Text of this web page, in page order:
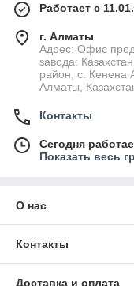
Работает с
г. Алматы
Адрес: Офис
завода:
район, ​с. Кенена
Алматы,
Контакты
Сегодня
Показать весь
О нас
Контакты
Доставка и оплата